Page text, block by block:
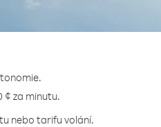
¢ za minutu.
nebo tarifu volání.